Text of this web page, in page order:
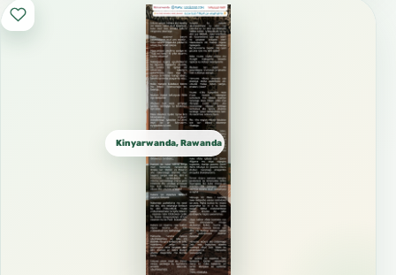
Kinyarwanda, Rawanda كينيارواندا